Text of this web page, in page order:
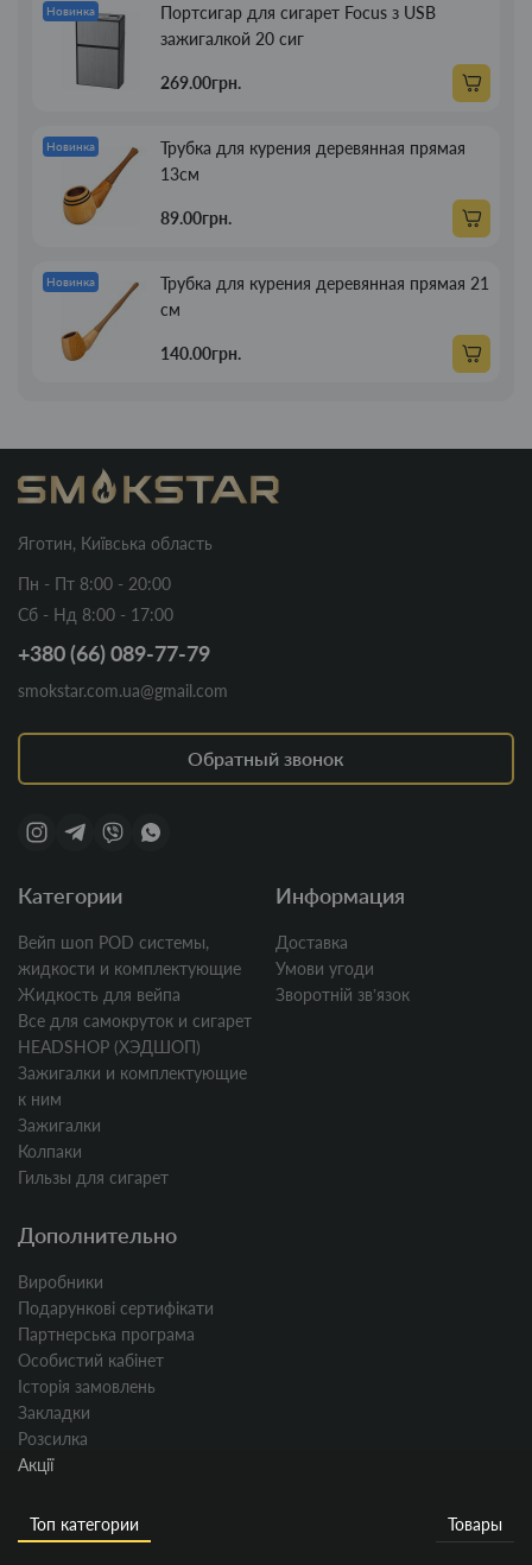
Новинка
Портсигар для сигарет Focus з USB
зажигалкой 20 сиг
269.00грн.
Новинка
Трубка для курения деревянная прямая
13см
89.00грн.
Новинка
Трубка для курения деревянная прямая 21
см
140.00грн.
Яготин, Київська область
Пн - Пт 8:00 - 20:00
Сб - Нд 8:00 - 17:00
+380 (66) 089-77-79
smokstar.com.ua@gmail.com
Обратный звонок
Категории
Вейп шоп POD системы,
жидкости и комплектующие
Жидкость для вейпа
Все для самокруток и сигарет
HEADSHOP (ХЭДШОП)
Зажигалки и комплектующие
к ним
Зажигалки
Колпаки
Гильзы для сигарет
Информация
Доставка
Умови угоди
Зворотній звʼязок
Дополнительно
Виробники
Подарункові сертифікати
Партнерська програма
Особистий кабінет
Історія замовлень
Закладки
Розсилка
Акції
Топ категории Товары